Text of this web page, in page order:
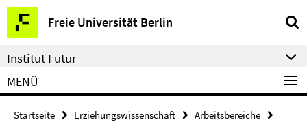
Springe
direkt
zu
Inhalt
Freie Universität Berlin
Service-
Navigation
Institut Futur
MENÜ
Startseite Erziehungswissenschaft
Arbeitsbereiche